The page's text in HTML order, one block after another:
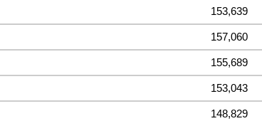
153,639
157,060
155,689
153,043
148,829